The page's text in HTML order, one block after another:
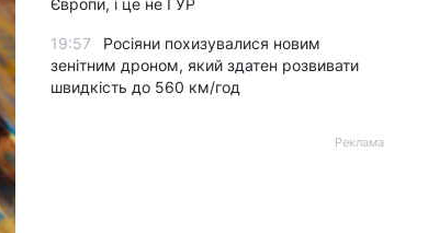
Європи, і це не ГУР
19:57
Росіяни похизувалися новим
зенітним дроном, який здатен розвивати
швидкість до 560 км/год
Реклама